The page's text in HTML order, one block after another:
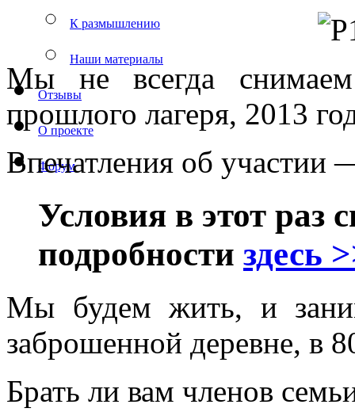
К размышлению
Наши материалы
Отзывы
О проекте
Форум
Мы не всегда
прошлого лагеря, 2013
Впечатления об
Условия в этот раз
подробности здесь
Мы будем жить, и
заброшенной деревне, в
Брать ли вам членов